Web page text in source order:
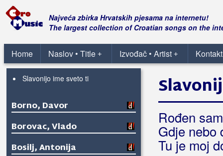
Najveća zbirka Hrvatskih pjesama na internetu!
The largest collection of Croatian songs on the
Home +
Naslov • Title +
Izvođač • Artist
Bonaca
Bonita Band
Bonus Band Osijek
Kap
Slavonijo ime sveto ti
Borno, Davor
Borovac, Vlado
Bosilj, Antonija
Rođen
Gdje nebo
Tu je moj